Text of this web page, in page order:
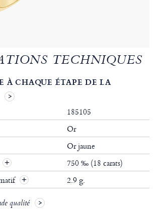
TECHNIQUES
À CHAQUE ÉTAPE DE LA
185105
Or
Or jaune
750 ‰ (18 carats)
2.9 g.
qualité